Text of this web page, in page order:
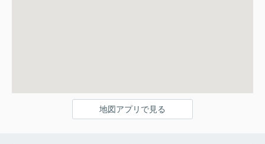
地図アプリで見る